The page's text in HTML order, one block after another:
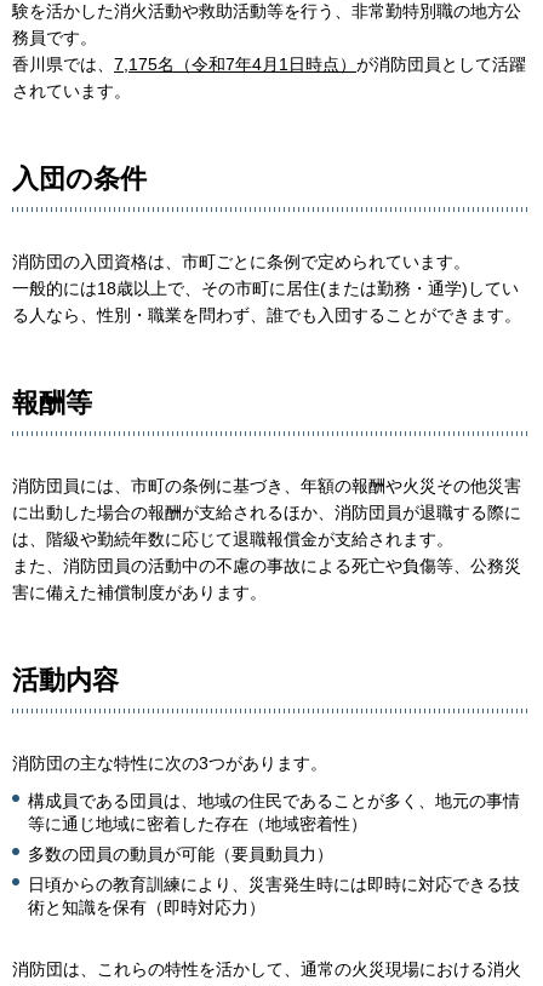
験を活かした消火活動や救助活動等を行う、非常勤特別職の地方公
務員です。
香川県では、 7,175名（令和7年4月1日時点） が消防団員として活躍
されています。
入団の条件
消防団の入団資格は、市町ごとに条例で定められています。
一般的には18歳以上で、その市町に居住(または勤務・通学)してい
る人なら、性別・職業を問わず、誰でも入団することができます。
報酬等
消防団員には、市町の条例に基づき、年額の報酬や火災その他災害
に出動した場合の報酬が支給されるほか、消防団員が退職する際に
は、階級や勤続年数に応じて退職報償金が支給されます。
また、消防団員の活動中の不慮の事故による死亡や負傷等、公務災
害に備えた補償制度があります。
活動内容
消防団の主な特性に次の3つがあります。
構成員である団員は、地域の住民であることが多く、地元の事情
等に通じ地域に密着した存在（地域密着性）
多数の団員の動員が可能（要員動員力）
日頃からの教育訓練により、災害発生時には即時に対応できる技
術と知識を保有（即時対応力）
消防団は、これらの特性を活かして、通常の火災現場における消火